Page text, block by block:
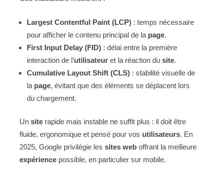
Largest Contentful Paint (LCP) : temps nécessaire
pour afficher le contenu principal de la page.
First Input Delay (FID) : délai entre la première
interaction de l’utilisateur et la réaction du site.
Cumulative Layout Shift (CLS) : stabilité visuelle de
la page, évitant que des éléments se déplacent lors
du chargement.
Un site rapide mais instable ne suffit plus : il doit être
fluide, ergonomique et pensé pour vos utilisateurs. En
2025, Google privilégie les sites web offrant la meilleure
expérience possible, en particulier sur mobile.